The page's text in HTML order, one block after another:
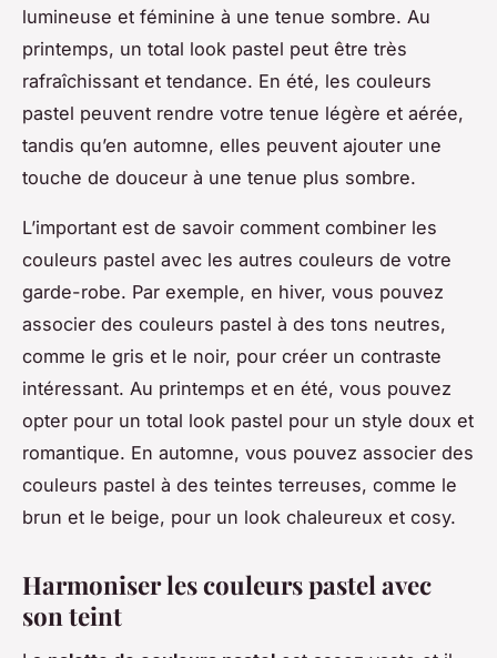
lumineuse et féminine à une tenue sombre. Au
printemps, un total look pastel peut être très
rafraîchissant et tendance. En été, les couleurs
pastel peuvent rendre votre tenue légère et aérée,
tandis qu’en automne, elles peuvent ajouter une
touche de douceur à une tenue plus sombre.
L’important est de savoir comment combiner les
couleurs pastel avec les autres couleurs de votre
garde-robe. Par exemple, en hiver, vous pouvez
associer des couleurs pastel à des tons neutres,
comme le gris et le noir, pour créer un contraste
intéressant. Au printemps et en été, vous pouvez
opter pour un total look pastel pour un style doux et
romantique. En automne, vous pouvez associer des
couleurs pastel à des teintes terreuses, comme le
brun et le beige, pour un look chaleureux et cosy.
Harmoniser les couleurs pastel avec
son teint